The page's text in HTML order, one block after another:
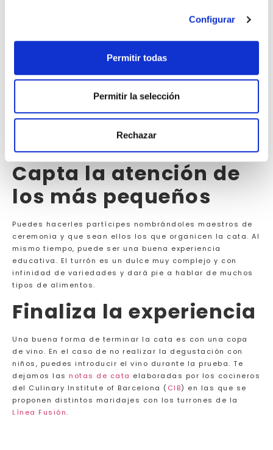
Configurar
Permitir todas
Permitir la selección
Rechazar
de cada instante. ¡A los peques de la casa les
El momento ideal
o después de haber comido. Desde Virginias creemos
que una buena hora puede ser la de la merienda.
Además, piensa en no quedarte muy lleno nada más
empezar y degusta los turrones en porciones
Capta la atención de
los más pequeños
Puedes hacerles partícipes nombrándoles maestros de
ceremonia y que sean ellos los que organicen la cata. Al
mismo tiempo, puede ser una buena experiencia
educativa. El turrón es un dulce muy complejo y con
infinidad de variedades y dará pie a hablar de muchos
tipos de alimentos.
Finaliza la experiencia
Una buena forma de terminar la cata es con una copa
de vino. En el caso de no realizar la degustación con
niños, puedes introducir el vino durante la prueba. Te
dejamos las notas de cata elaboradas por los cocineros
del Culinary Institute of Barcelona (CIB) en las que se
proponen distintos maridajes con los turrones de la
Línea Fusión.